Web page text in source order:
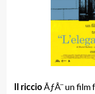
Il riccioÃƒÂ¨ un